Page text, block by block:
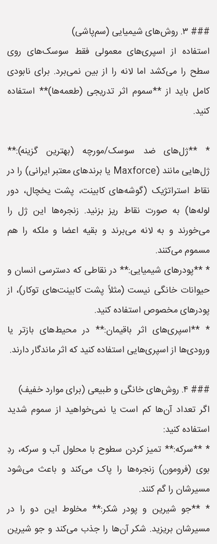
### ۳. روش‌های شیمیایی (سم‌پاشی)
استفاده از اسپری‌های معمولی فقط سوسک‌های روی
سطح را می‌کشد اما لانه را از بین نمی‌برد. برای نابودی
کامل باید از **سموم اثر تدریجی (طعمه‌ها)** استفاده
کنید.
* **ژل‌های ضد سوسک/مورچه (بهترین گزینه):**
ژل‌هایی مانند (Maxforce یا برندهای معتبر ایرانی) را در
نقاط استراتژیک (گوشه‌های کابینت، پشت یخچال، دور
لوله‌ها) به صورت نقاط ریز بزنید. زنجره‌ها این ژل را
می‌خورند و به لانه می‌برند و بقیه اعضا و ملکه را هم
مسموم می‌کنند.
* **پودرهای شیمیایی:** در نقاطی که دسترسی انسان و
حیوانات خانگی نیست (مثلاً پشت کابینت‌های توکار)، از
پودرهای مخصوص استفاده کنید.
* **اسپری‌های اثر باقیمان:** در محیط‌های بازتر یا
ورودی‌ها از اسپری‌هایی استفاده کنید که اثر ماندگار دارند.
### ۴. روش‌های خانگی و طبیعی (برای موارد خفیف)
اگر تعداد آن‌ها کم است یا نمی‌خواهید از سموم شدید
استفاده کنید:
* **سرکه:** تمیز کردن سطوح با محلول آب و سرکه، ردِ
بوی (فرومون) زنجره‌ها را پاک می‌کند و باعث می‌شود
مسیرشان را گم کنند.
* **جو شیرین و پودر شکر:** مخلوط این دو را در
مسیرشان بریزید. شکر آن‌ها را جذب می‌کند و جو شیرین